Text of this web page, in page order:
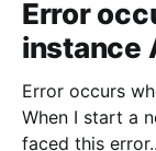
Error
instance
Error occurs
When I start a
faced this error.